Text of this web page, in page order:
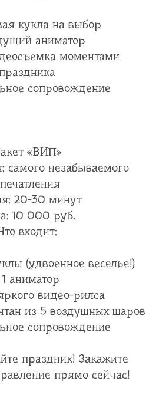
кукла на выбор
аниматор
моментами
сопровождение
«ВИП»
самого незабываемого
20-30 минут
10 000 руб.
входит:
(удвоенное веселье!)
1 аниматор
видео-рилса
из 5 воздушных шаров
сопровождение
праздник! Закажите
прямо сейчас!